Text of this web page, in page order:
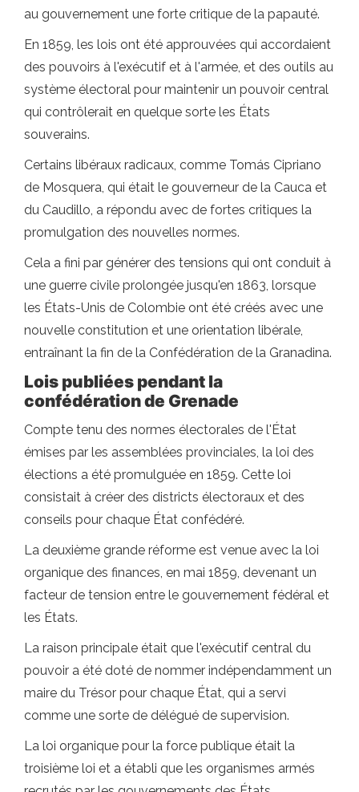
au gouvernement une forte critique de la papauté.
En 1859, les lois ont été approuvées qui accordaient
des pouvoirs à l'exécutif et à l'armée, et des outils au
système électoral pour maintenir un pouvoir central
qui contrôlerait en quelque sorte les États
souverains.
Certains libéraux radicaux, comme Tomás Cipriano
de Mosquera, qui était le gouverneur de la Cauca et
du Caudillo, a répondu avec de fortes critiques la
promulgation des nouvelles normes.
Cela a fini par générer des tensions qui ont conduit à
une guerre civile prolongée jusqu'en 1863, lorsque
les États-Unis de Colombie ont été créés avec une
nouvelle constitution et une orientation libérale,
entraînant la fin de la Confédération de la Granadina.
Lois publiées pendant la
confédération de Grenade
Compte tenu des normes électorales de l'État
émises par les assemblées provinciales, la loi des
élections a été promulguée en 1859. Cette loi
consistait à créer des districts électoraux et des
conseils pour chaque État confédéré.
La deuxième grande réforme est venue avec la loi
organique des finances, en mai 1859, devenant un
facteur de tension entre le gouvernement fédéral et
les États.
La raison principale était que l'exécutif central du
pouvoir a été doté de nommer indépendamment un
maire du Trésor pour chaque État, qui a servi
comme une sorte de délégué de supervision.
La loi organique pour la force publique était la
troisième loi et a établi que les organismes armés